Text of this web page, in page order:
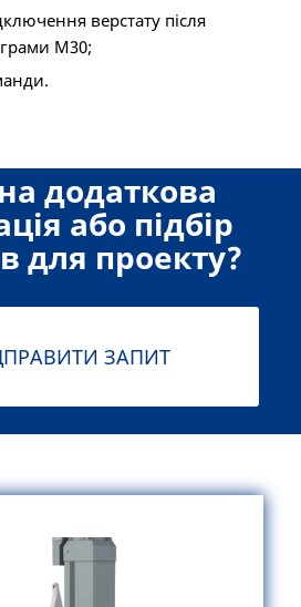
верстату після
М30;
додаткова
або підбір
для проекту?
ЗАПИТ